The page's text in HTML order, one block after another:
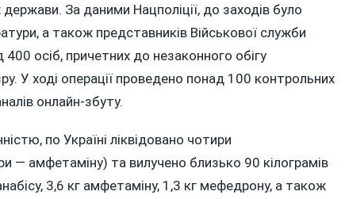
За даними Нацполіції, до заходів було
а також представників Військової служби
осіб, причетних до незаконного обігу
У ході операції проведено понад 100 контрольних
онлайн-збуту.
по Україні ліквідовано чотири
— амфетаміну) та вилучено близько 90 кілограмів
3,6 кг амфетаміну, 1,3 кг мефедрону, а також